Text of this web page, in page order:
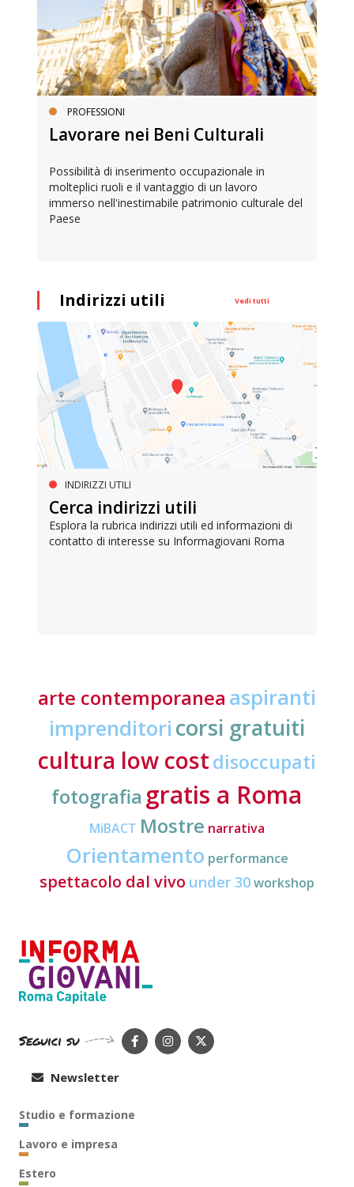
PROFESSIONI
Lavorare nei Beni Culturali
Possibilità di inserimento occupazionale in
molteplici ruoli e il vantaggio di un lavoro
immerso nell'inestimabile patrimonio culturale del
Paese
Indirizzi utili Vedi tutti
INDIRIZZI UTILI
Cerca indirizzi utili
Esplora la rubrica indirizzi utili ed informazioni di
contatto di interesse su Informagiovani Roma
arte contemporanea aspiranti
imprenditori corsi gratuiti
cultura low costdisoccupati
fotografia gratis a Roma
MiBACT Mostre narrativa
Orientamento performance
spettacolo dal vivo under 30workshop
Seguici su
Newsletter
Studio e formazione
Lavoro e impresa
Estero